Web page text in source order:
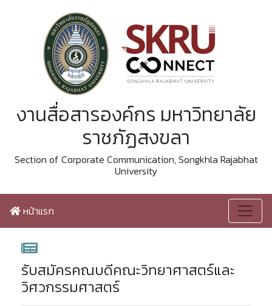
งานสื่อสารองค์กร มหาวิทยาลัย
ราชภัฏสงขลา
Section of Corporate Communication, Songkhla Rajabhat
University
หน้าแรก
รับสมัครคณบดีคณะวิทยาศาสตร์และ
วิศวกรรมศาสตร์